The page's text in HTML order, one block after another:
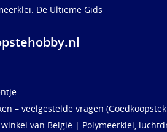
De Ultieme Gids
– veelgestelde vragen
van België | Polymeerklei,